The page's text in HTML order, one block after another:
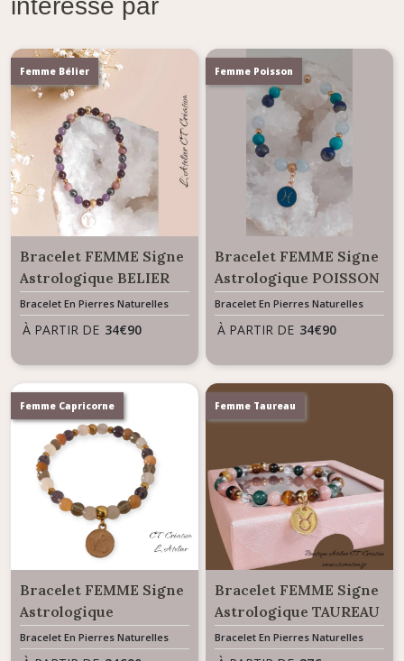
intéressé par
Femme Bélier
Bracelet FEMME Signe
Astrologique BELIER
Bracelet En Pierres Naturelles
À PARTIR DE 34€90
Femme Poisson
Bracelet FEMME Signe
Astrologique POISSON
Bracelet En Pierres Naturelles
À PARTIR DE 34€90
Femme Capricorne
Bracelet FEMME Signe
Astrologique
CAPRICORNE
Bracelet En Pierres Naturelles
Femme Taureau
Bracelet FEMME Signe
Astrologique TAUREAU
Bracelet En Pierres Naturelles